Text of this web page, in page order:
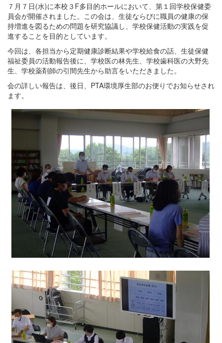
７月７日(水)に本校３F多目的ホールにおいて、第１回学校保健委
員会が開催されました。この会は、生徒ならびに職員の健康の保
持増進を図るための問題を研究協議し、学校保健活動の実践を促
進することを目的としています。
今回は、各担当から定期健康診断結果や学校給食の話、生徒保健
福祉委員の活動報告後に、学校医の林先生、学校歯科医の大野先
生、学校薬剤師の引間先生から助言をいただきました。
会の詳しい報告は、後日、PTA環境厚生部のお便りでお知らせされ
ます。